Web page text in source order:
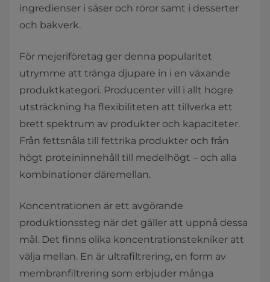
ingredienser i såser och röror samt i desserter
och bakverk.
För mejeriföretag ger denna popularitet
utrymme att tränga djupare in i en växande
produktkategori. Producenter vill i allt högre
utsträckning ha flexibiliteten att tillverka ett
brett spektrum av produkter och kapaciteter.
Från fettsnåla till fettrika produkter och från
högt proteininnehåll till medelhögt – och alla
kombinationer däremellan.
Koncentrationen är ett avgörande
produktionssteg när det gäller att uppnå dessa
mål. Det finns olika koncentrationstekniker att
välja mellan. En är ultrafiltrering, en form av
membranfiltrering som erbjuder många